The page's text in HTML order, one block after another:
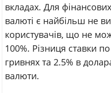
вкладах. Для
валюті є найбільш не
користувачів, що не
100%. Різниця ставки
гривнях та 2.5% в
валюти.